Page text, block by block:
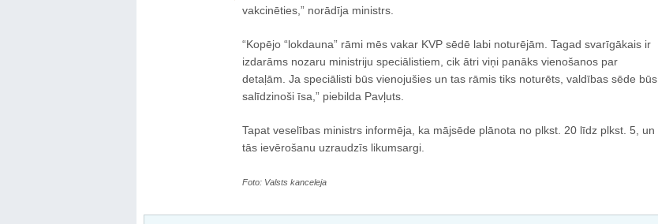
vakcinēties,” norādīja ministrs.
“Kopējo “lokdauna” rāmi mēs vakar KVP sēdē labi noturējām. Tagad svarīgākais ir
izdarāms nozaru ministriju speciālistiem, cik ātri viņi panāks vienošanos par
detaļām. Ja speciālisti būs vienojušies un tas rāmis tiks noturēts, valdības sēde būs
salīdzinoši īsa,” piebilda Pavļuts.
Tapat veselības ministrs informēja, ka mājsēde plānota no plkst. 20 līdz plkst. 5, un
tās ievērošanu uzraudzīs likumsargi.
Foto: Valsts kanceleja